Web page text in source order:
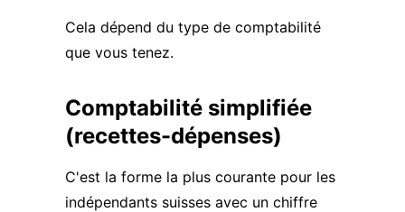
Cela dépend du type de comptabilité
que vous tenez.
Comptabilité simplifiée
(recettes-dépenses)
C'est la forme la plus courante pour les
indépendants suisses avec un chiffre